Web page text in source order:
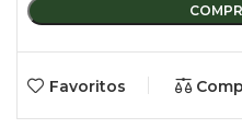
Favoritos